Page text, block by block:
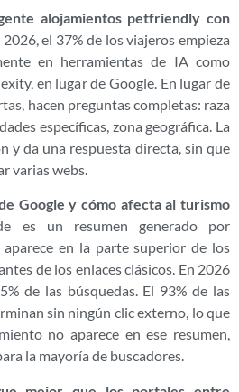
alojamientos petfriendly con
el 37% de los viajeros empieza
en herramientas de IA como
en lugar de Google. En lugar de
hacen preguntas completas: raza
específicas, zona geográfica. La
y da una respuesta directa, sin que
varias webs.
Google y cómo afecta al turismo
es un resumen generado por
en la parte superior de los
de los enlaces clásicos. En 2026
de las búsquedas. El 93% de las
sin ningún clic externo, lo que
no aparece en ese resumen,
la mayoría de buscadores.